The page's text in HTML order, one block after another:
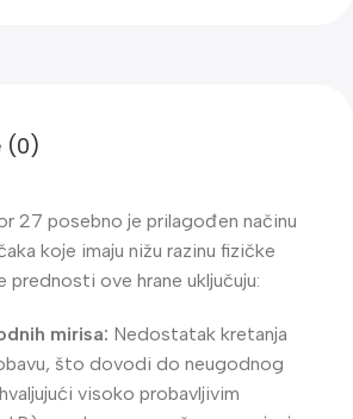
(0)
27 posebno je prilagođen načinu
koje imaju nižu razinu fizičke
prednosti ove hrane uključuju:
mirisa: Nedostatak kretanja
što dovodi do neugodnog
visoko probavljivim